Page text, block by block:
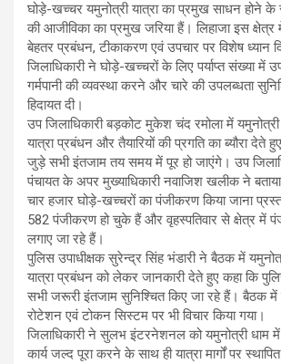
घोड़े-खच्चर यमुनोत्री यात्रा का प्रमुख साधन होने के
की आजीविका का प्रमुख जरिया हैं। लिहाजा इस
बेहतर प्रबंधन, टीकाकरण एवं उपचार पर विशेष ध्यान
जिलाधिकारी ने घोड़े-खच्चरों के लिए पर्याप्त संख्या में
गर्मपानी की व्यवस्था करने और चारे की उपलब्धता
हिदायत दी।
उप जिलाधिकारी बड़कोट मुकेश चंद रमोला में
यात्रा प्रबंधन और तैयारियों की प्रगति का ब्यौरा देते
जुड़े सभी इंतजाम तय समय में पूर हो जाएंगे। उप
पंचायत के अपर मुख्याधिकारी नवाजिश खलीक ने बताया
चार हजार घोड़े-खच्चरों का पंजीकरण किया जाना
582 पंजीकरण हो चुके हैं और वृहस्पतिवार से क्षेत्र में
लगाए जा रहे हैं।
पुलिस उपाधीक्षक सुरेन्द्र सिंह भंडारी ने बैठक में
यात्रा प्रबंधन को लेकर जानकारी देते हुए कहा कि
सभी जरूरी इंतजाम सुनिश्चित किए जा रहे हैं। बैठक
रोटेशन एवं टोकन सिस्टम पर भी विचार किया गया।
जिलाधिकारी ने सुलभ इंटरनेशनल को यमुनोत्री धाम में
कार्य जल्द पूरा करने के साथ ही यात्रा मार्गों पर